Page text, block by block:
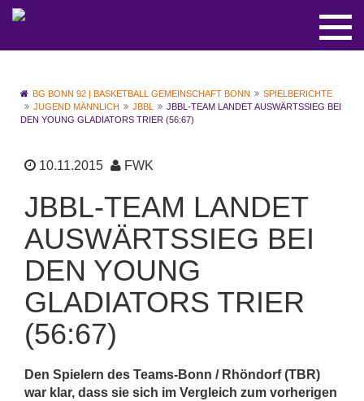
BG BONN 92 | BASKETBALL GEMEINSCHAFT BONN
SPIELBERICHTE
JUGEND MÄNNLICH
JBBL
JBBL-TEAM LANDET AUSWÄRTSSIEG BEI
DEN YOUNG GLADIATORS TRIER (56:67)
10.11.2015 FWK
JBBL-TEAM LANDET
AUSWÄRTSSIEG BEI
DEN YOUNG
GLADIATORS TRIER
(56:67)
Den Spielern des Teams-Bonn / Rhöndorf (TBR)
war klar, dass sie sich im Vergleich zum vorherigen